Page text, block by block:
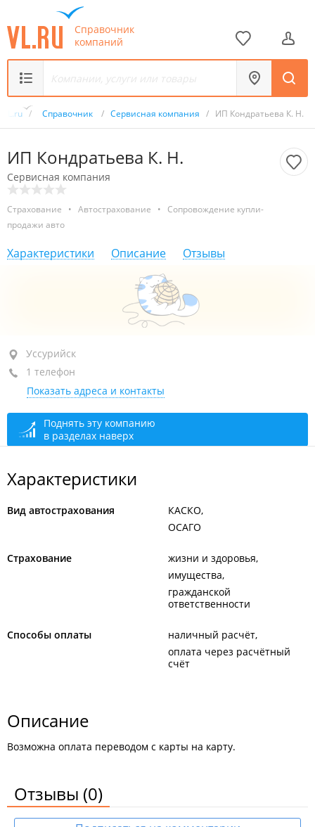
Справочник
компаний
VL.ru / Справочник / Сервисная компания / ИП Кондратьева К. Н.
ИП Кондратьева К. Н.
Сервисная компания
Страхование • Автострахование •
Сопровождение купли-
продажи авто
Характеристики Описание Отзывы
Уссурийск, ул. Суханова, 59
1-й этаж
+7 914 796-17-10
сегодня закрыто
Уссурийск
1 телефон
Показать адреса и контакты
Поднять эту компанию
в разделах наверх
Характеристики
Вид автострахования
КАСКО
ОСАГО
Страхование
жизни и здоровья
имущества
гражданской
ответственности
Способы оплаты
наличный расчёт
оплата через расчётный
счёт
Описание
Возможна оплата переводом с карты на карту.
Отзывы (0)